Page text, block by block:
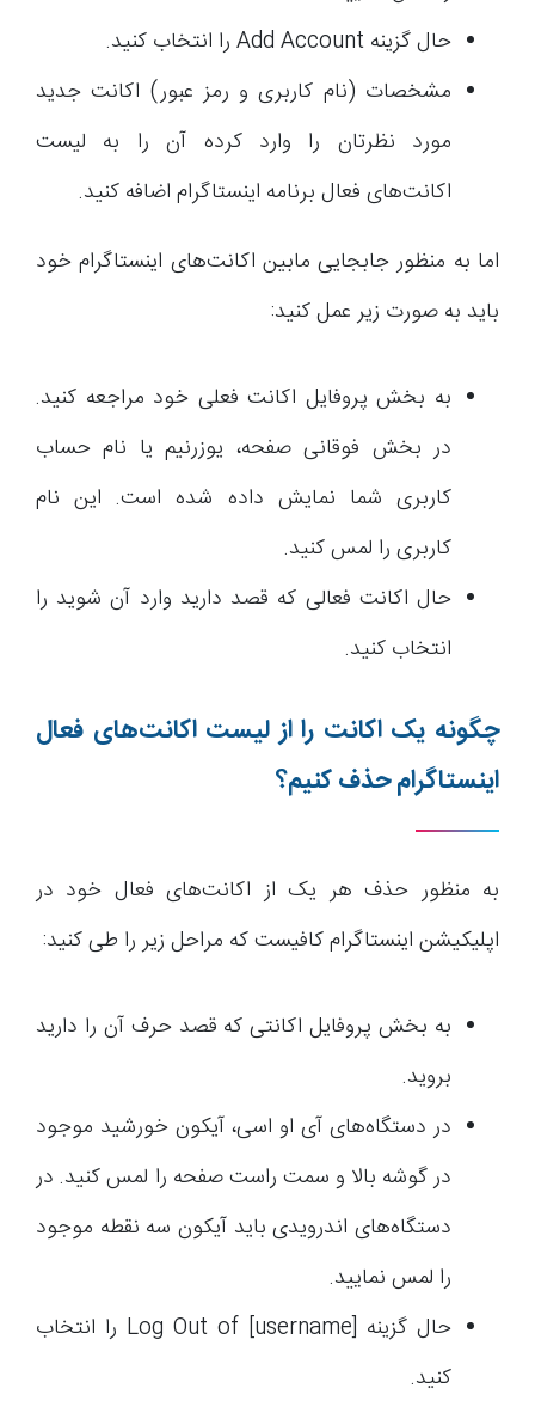
حال گزینه Add Account را انتخاب کنید.
مشخصات (نام کاربری و رمز عبور) اکانت جدید
مورد نظرتان را وارد کرده آن را به لیست
اکانت‌های فعال برنامه اینستاگرام اضافه کنید.
اما به منظور جابجایی مابین اکانت‌های اینستاگرام خود
باید به صورت زیر عمل کنید:
به بخش پروفایل اکانت فعلی خود مراجعه کنید.
در بخش فوقانی صفحه، یوزرنیم یا نام حساب
کاربری شما نمایش داده شده است. این نام
کاربری را لمس کنید.
حال اکانت فعالی که قصد دارید وارد آن شوید را
انتخاب کنید.
چگونه یک اکانت را از لیست اکانت‌های فعال
اینستاگرام حذف کنیم؟
به منظور حذف هر یک از اکانت‌های فعال خود در
اپلیکیشن اینستاگرام کافیست که مراحل زیر را طی کنید:
به بخش پروفایل اکانتی که قصد حرف آن را دارید
بروید.
در دستگاه‌های آی او اسی، آیکون خورشید موجود
در گوشه بالا و سمت راست صفحه را لمس کنید. در
دستگاه‌های اندرویدی باید آیکون سه نقطه موجود
را لمس نمایید.
حال گزینه Log Out of [username] را انتخاب
کنید.